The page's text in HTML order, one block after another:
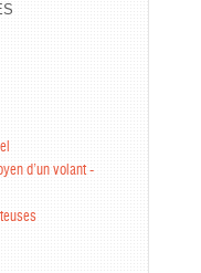
d’un volant -